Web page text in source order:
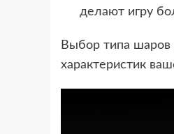
делают игру
Выбор типа шаров
характеристик